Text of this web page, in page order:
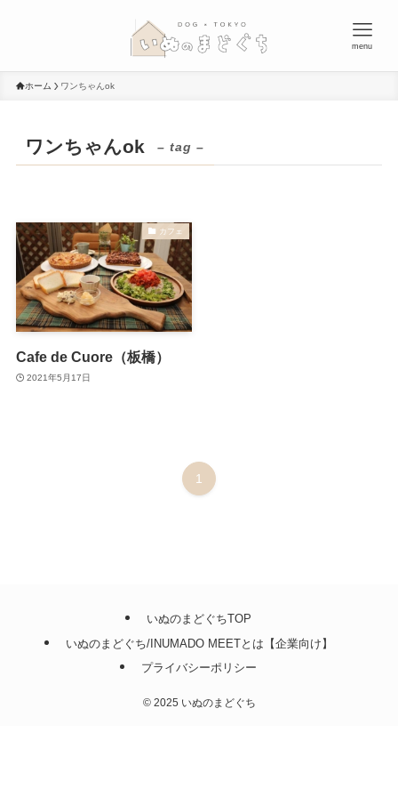
menu
ホーム ワンちゃんok
ワンちゃんok – tag –
カフェ
Cafe de Cuore（板橋）
2021年5月17日
1
いぬのまどぐちTOP
いぬのまどぐち/INUMADO MEETとは【企業向け】
プライバシーポリシー
©2025 いぬのまどぐち